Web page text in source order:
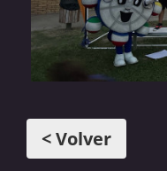
< Volver